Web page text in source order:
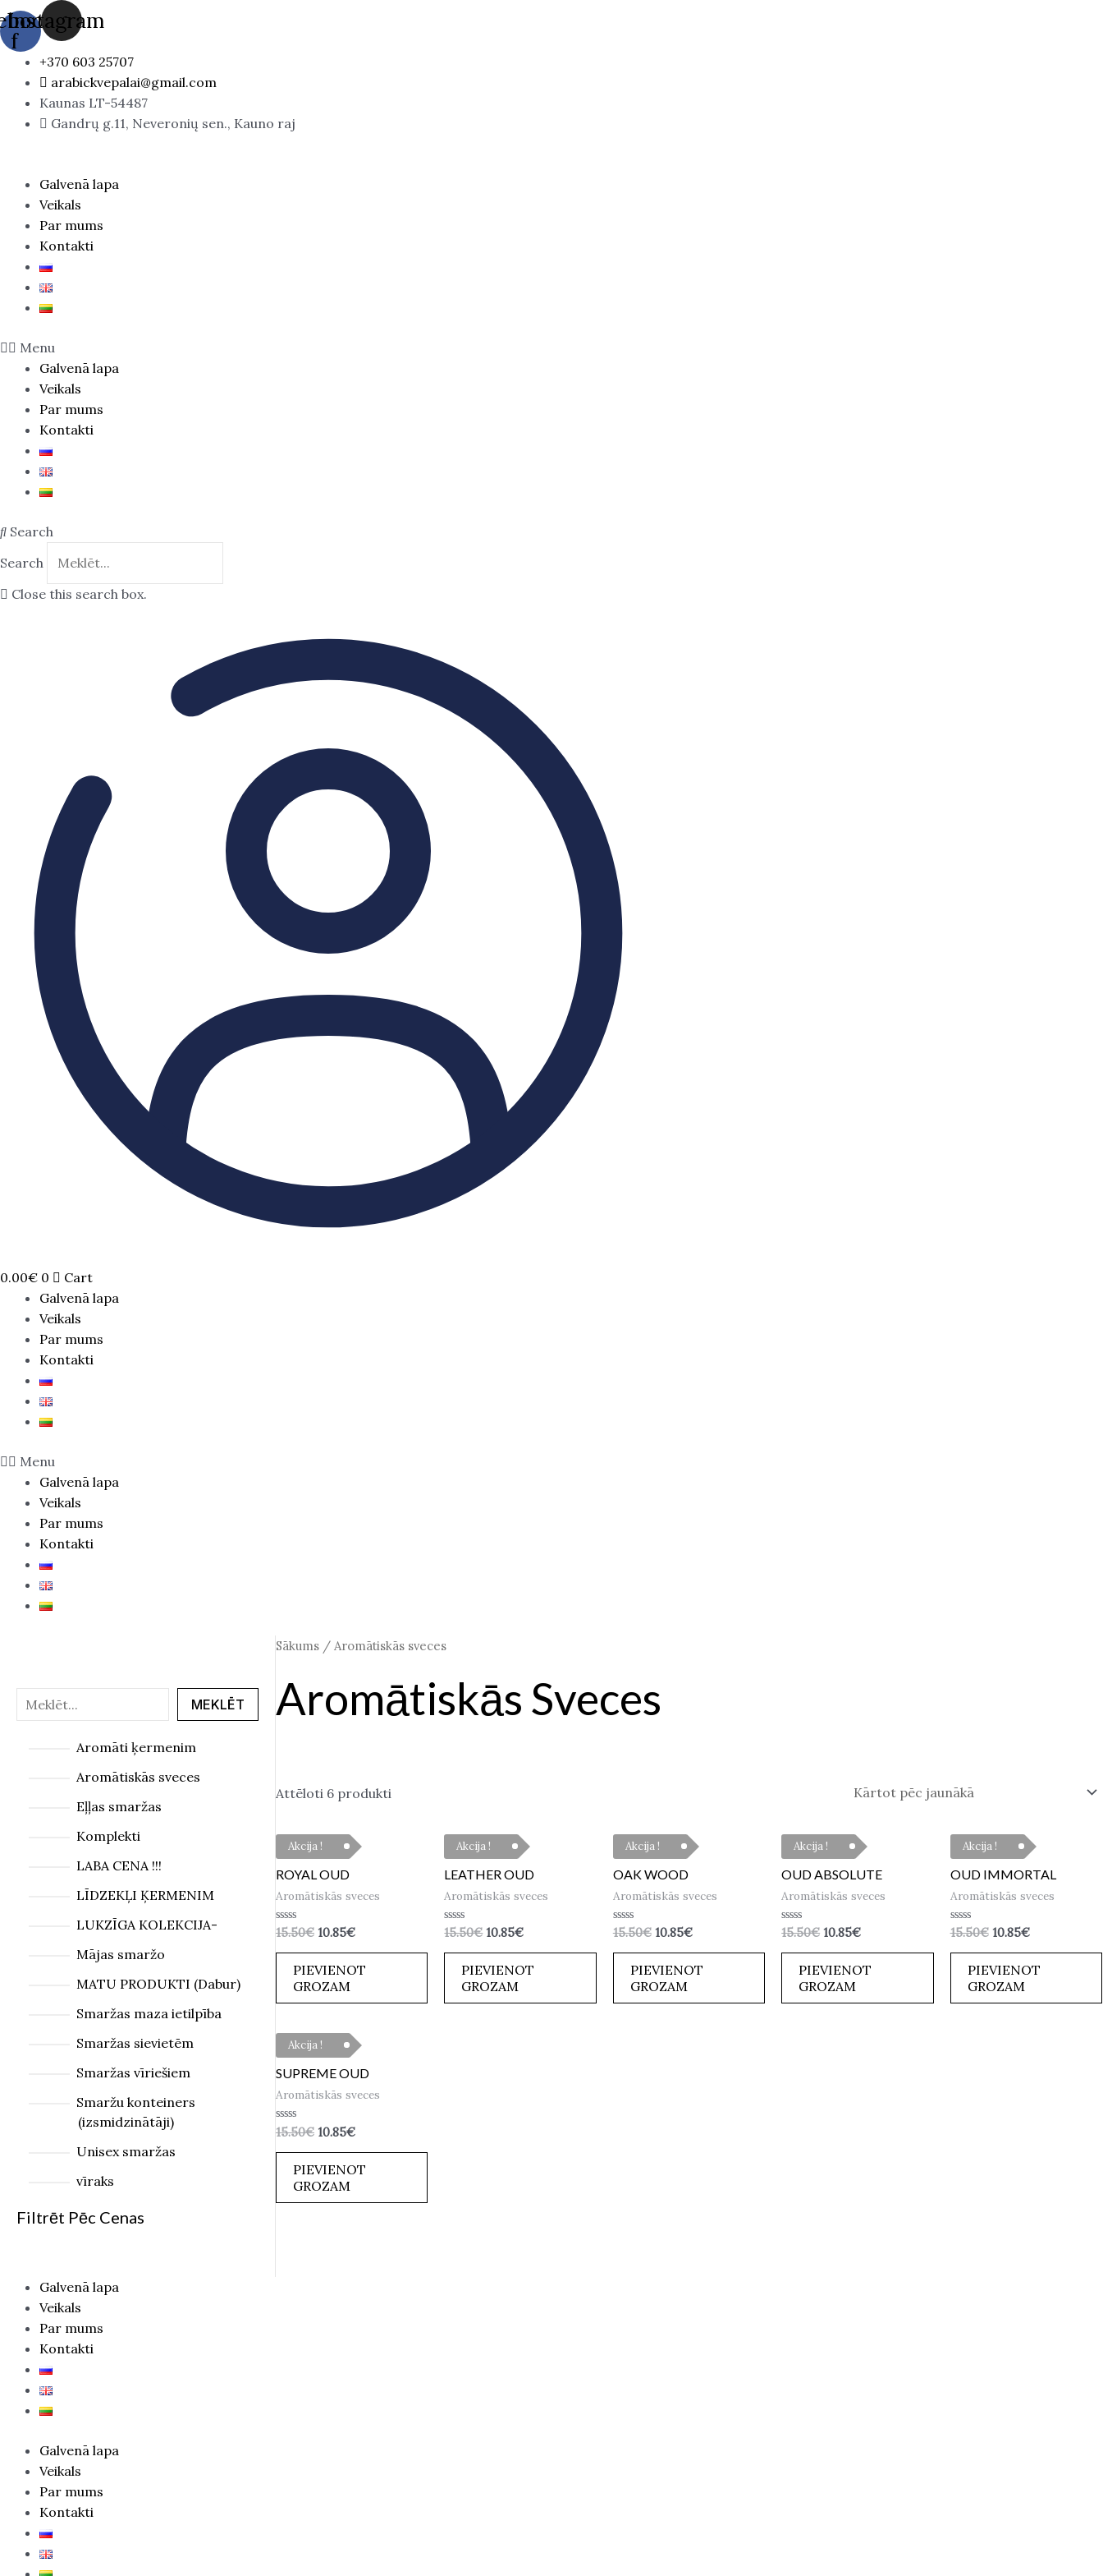
Skip
to
content
f
Instagram
+370 603 25707
arabickvepalai@gmail.com
Kaunas LT-54487
Gandrų g.11, Neveronių sen., Kauno raj
Galvenā lapa
Veikals
Par mums
Kontakti
Menu
Galvenā lapa
Veikals
Par mums
Kontakti
Search
Search
Close this search box.
0.00€ 0
Cart
Galvenā lapa
Veikals
Par mums
Kontakti
Menu
Galvenā lapa
Veikals
Par mums
Kontakti
M
e
MEKLĒT
Aromāti ķermenim
Aromātiskās sveces
Eļļas smaržas
Komplekti
LABA CENA !!!
LĪDZEKĻI ĶERMENIM
LUKZĪGA KOLEKCIJA-
Mājas smaržo
MATU PRODUKTI (Dabur)
Smaržas maza ietilpība
Smaržas sievietēm
Smaržas vīriešiem
Smaržu konteiners
(izsmidzinātāji)
Unisex smaržas
vīraks
Filtrēt Pēc Cenas
Sākums / Aromātiskās sveces
Aromātiskās Sveces
Attēloti 6 produkti
Akcija !
ROYAL OUD
Aromātiskās sveces
Novērtēts
0
15.50€ 10.85€
PIEVIENOT
GROZAM
Akcija !
LEATHER OUD
Aromātiskās sveces
Novērtēts
0
15.50€ 10.85€
PIEVIENOT
GROZAM
Akcija !
OAK WOOD
Aromātiskās sveces
Novērtēts
0
15.50€ 10.85€
PIEVIENOT
GROZAM
Akcija !
OUD ABSOLUTE
Aromātiskās sveces
Novērtēts
0
15.50€ 10.85€
PIEVIENOT
GROZAM
Akcija !
OUD IMMORTAL
Aromātiskās sveces
Novērtēts
0
15.50€ 10.85€
PIEVIENOT
GROZAM
Akcija !
SUPREME OUD
Aromātiskās sveces
Novērtēts
ar
0
15.50€ 10.85€
PIEVIENOT
GROZAM
Galvenā lapa
Veikals
Par mums
Kontakti
Galvenā lapa
Veikals
Par mums
Kontakti